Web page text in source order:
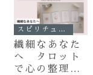
スピリチュアル
繊細なあなた
へ タロット
で心の整理と